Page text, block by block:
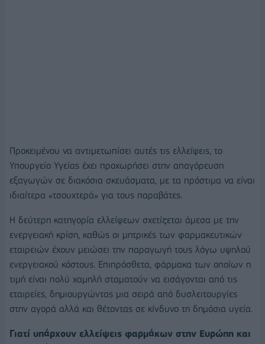
Προκειμένου να αντιμετωπίσει αυτές τις ελλείψεις, το
Υπουργείο Υγείας έχει προχωρήσει στην απαγόρευση
εξαγωγών σε διακόσια σκευάσματα, με τα πρόστιμα να είναι
ιδιαίτερα «τσουχτερά» για τους παραβάτες.
Η δεύτερη κατηγορία ελλείψεων σχετίζεται άμεσα με την
ενεργειακή κρίση, καθώς οι μητρικές των φαρμακευτικών
εταιρειών έχουν μειώσει την παραγωγή τους λόγω υψηλού
ενεργειακού κόστους. Επιπρόσθετα, φάρμακα των οποίων η
τιμή είναι πολύ χαμηλή σταματούν να εισάγονται από τις
εταιρείες, δημιουργώντας μια σειρά από δυσλειτουργίες
στην αγορά αλλά και θέτοντας σε κίνδυνο τη δημόσια υγεία.
Γιατί υπάρχουν ελλείψεις φαρμάκων στην Ευρώπη και